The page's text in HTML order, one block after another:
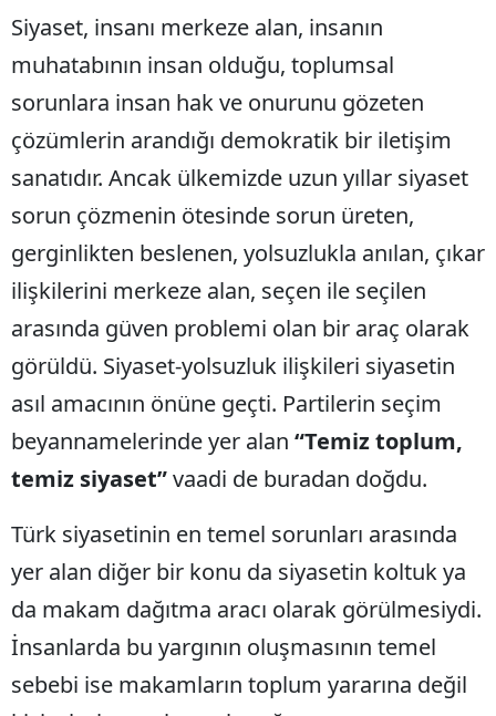
Siyaset, insanı merkeze alan, insanın
muhatabının insan olduğu, toplumsal
sorunlara insan hak ve onurunu gözeten
çözümlerin arandığı demokratik bir iletişim
sanatıdır. Ancak ülkemizde uzun yıllar siyaset
sorun çözmenin ötesinde sorun üreten,
gerginlikten beslenen, yolsuzlukla anılan, çıkar
ilişkilerini merkeze alan, seçen ile seçilen
arasında güven problemi olan bir araç olarak
görüldü. Siyaset-yolsuzluk ilişkileri siyasetin
asıl amacının önüne geçti. Partilerin seçim
beyannamelerinde yer alan “Temiz toplum,
temiz siyaset”vaadi de buradan doğdu.
Türk siyasetinin en temel sorunları arasında
yer alan diğer bir konu da siyasetin koltuk ya
da makam dağıtma aracı olarak görülmesiydi.
İnsanlarda bu yargının oluşmasının temel
sebebi ise makamların toplum yararına değil